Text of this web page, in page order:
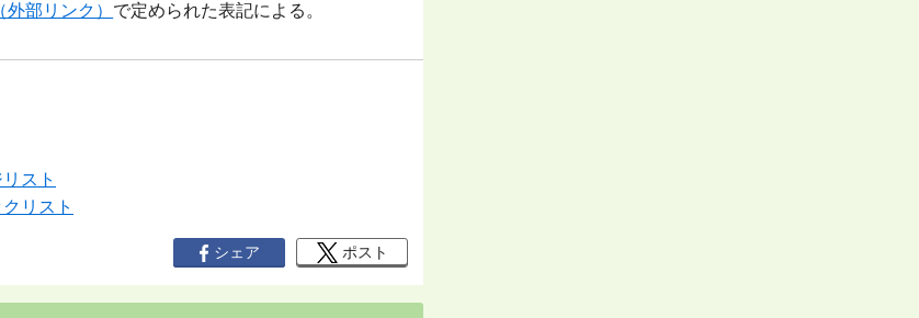
部リンク） で定められた表記による。
スト
リスト
シェア ポスト